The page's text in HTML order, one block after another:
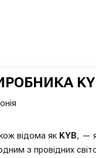
відома як KYB, —
з провідних